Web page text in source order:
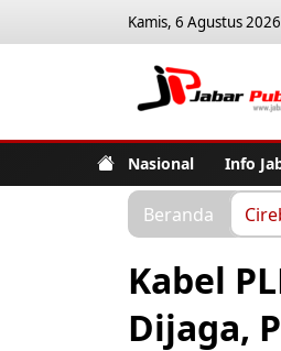
Kamis, 6 Agustus
Nasional Info
Beranda
Kabel
Dijaga,